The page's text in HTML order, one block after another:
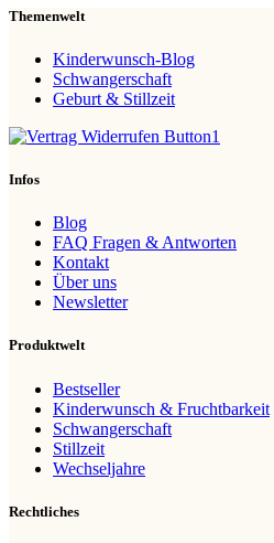
Themenwelt
Kinderwunsch-Blog
Schwangerschaft
Geburt & Stillzeit
Infos
Blog
FAQ Fragen & Antworten
Kontakt
Über uns
Newsletter
Produktwelt
Bestseller
Kinderwunsch & Fruchtbarkeit
Schwangerschaft
Stillzeit
Wechseljahre
Rechtliches